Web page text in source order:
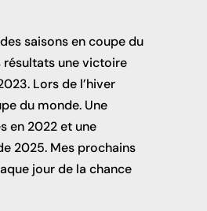
saisons en coupe du
résultats une victoire
Lors de l’hiver
du monde. Une
en 2022 et une
2025. Mes prochains
jour de la chance